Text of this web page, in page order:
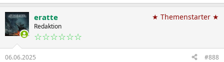
eratte
Redaktion
☆☆☆☆☆☆
★ Themenstarter ★
06.06.2025 #888